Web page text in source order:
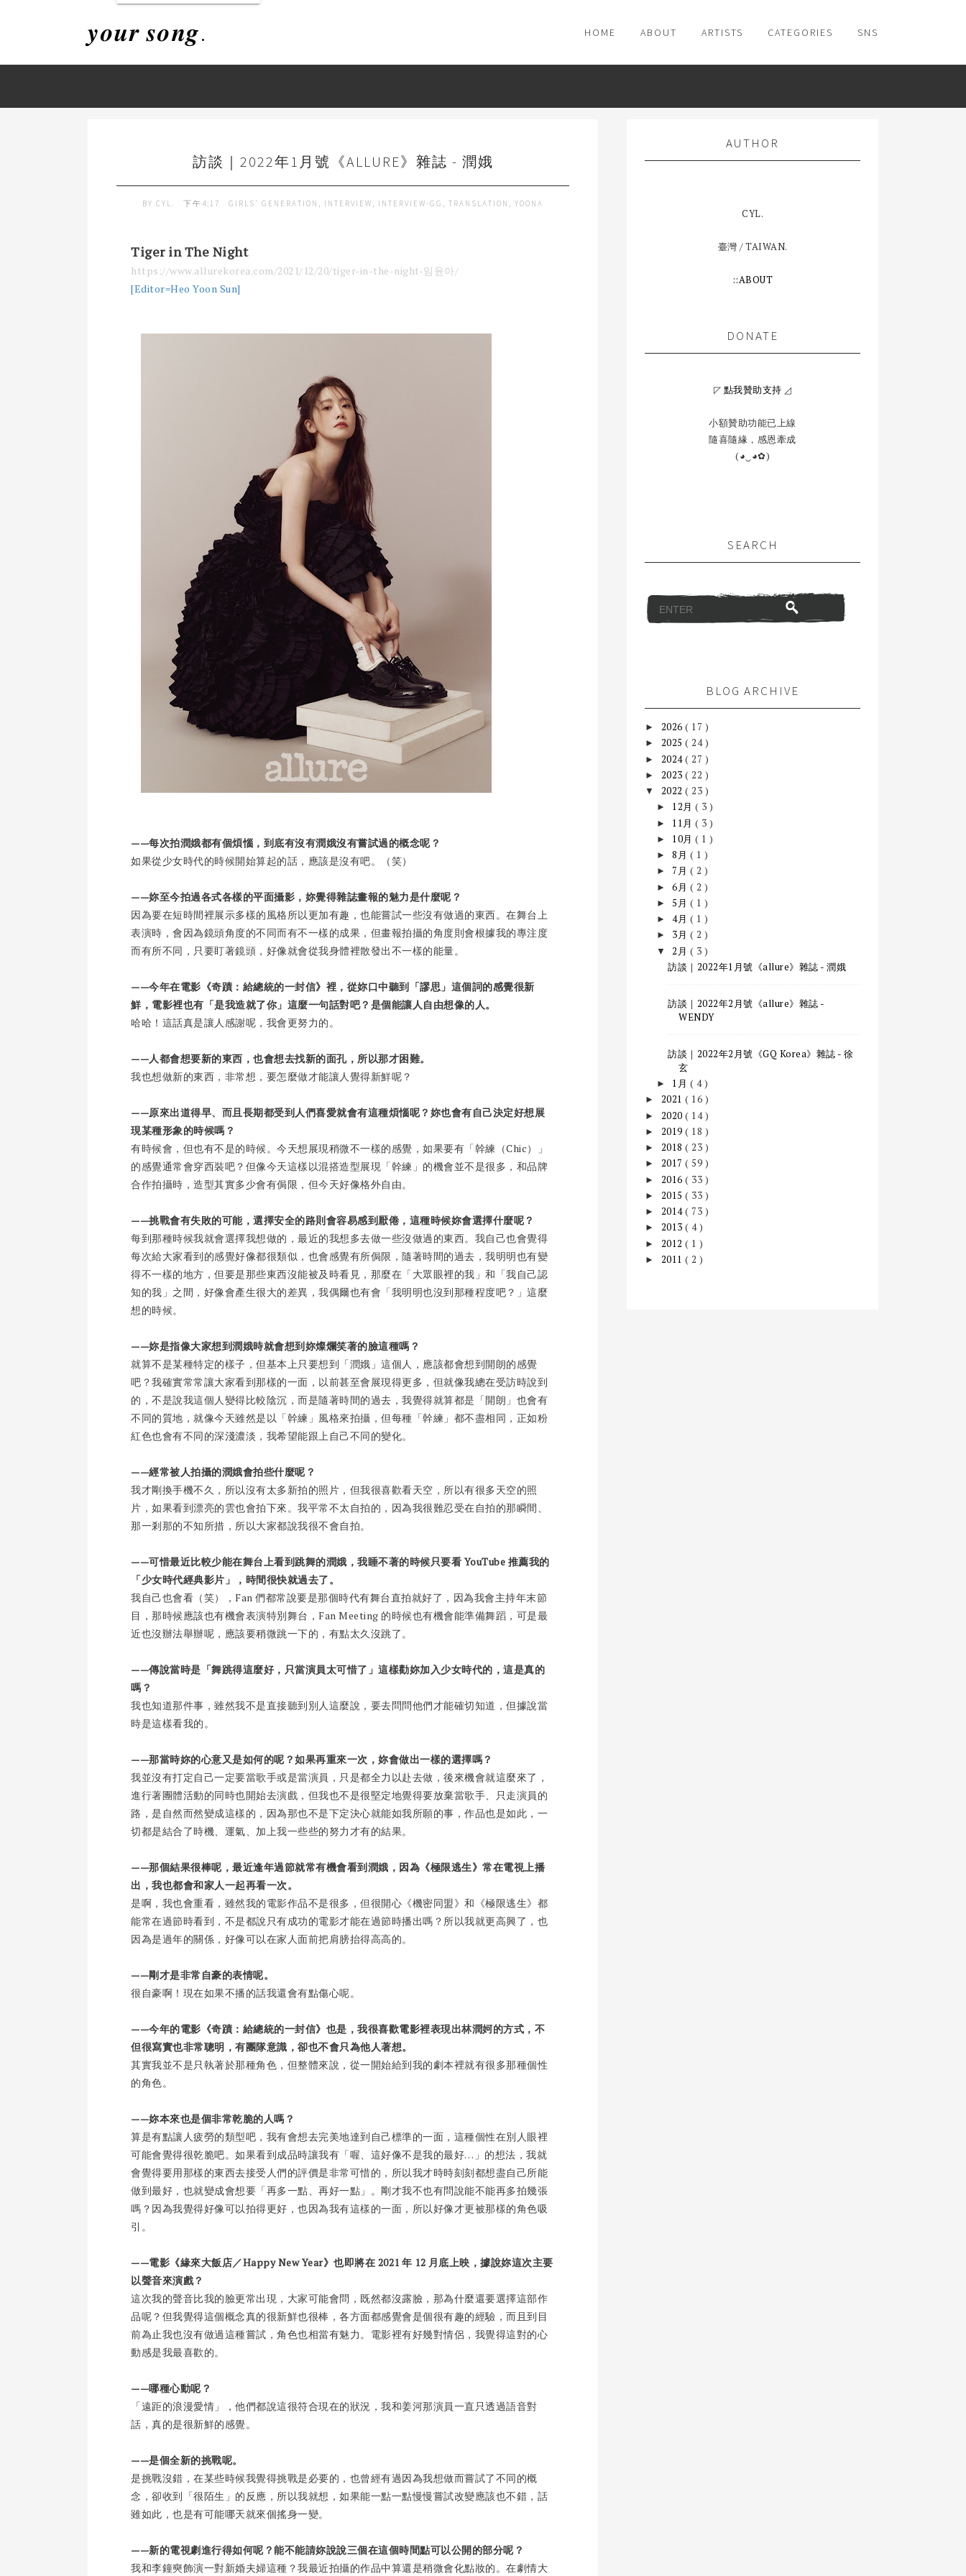
𝒚𝒐𝒖𝒓 𝒔𝒐𝒏𝒈. HOME ABOUT ARTISTS CATEGORIES SNS
訪談｜2022年1月號《ALLURE》雜誌 - 潤娥
BY CYL. 下午4:17 GIRLS' GENERATION , INTERVIEW , INTERVIEW-GG , TRANSLATION , YOONA
Tiger in The Night
https://www.allurekorea.com/2021/12/20/tiger-in-the-night-임윤아/
[Editor=Heo Yoon Sun]
——每次拍潤娥都有個煩惱，到底有沒有潤娥沒有嘗試過的概念呢？
如果從少女時代的時候開始算起的話，應該是沒有吧。（笑）
——妳至今拍過各式各樣的平面攝影，妳覺得雜誌畫報的魅力是什麼呢？
因為要在短時間裡展示多樣的風格所以更加有趣，也能嘗試一些沒有做過的東西。在舞台上
表演時，會因為鏡頭角度的不同而有不一樣的成果，但畫報拍攝的角度則會根據我的專注度
而有所不同，只要盯著鏡頭，好像就會從我身體裡散發出不一樣的能量。
——今年在電影《奇蹟：給總統的一封信》裡，從妳口中聽到「謬思」這個詞的感覺很新
鮮，電影裡也有「是我造就了你」這麼一句話對吧？是個能讓人自由想像的人。
哈哈！這話真是讓人感謝呢，我會更努力的。
——人都會想要新的東西，也會想去找新的面孔，所以那才困難。
我也想做新的東西，非常想，要怎麼做才能讓人覺得新鮮呢？
——原來出道得早、而且長期都受到人們喜愛就會有這種煩惱呢？妳也會有自己決定好想展
現某種形象的時候嗎？
有時候會，但也有不是的時候。今天想展現稍微不一樣的感覺，如果要有「幹練（Chic）」
的感覺通常會穿西裝吧？但像今天這樣以混搭造型展現「幹練」的機會並不是很多，和品牌
合作拍攝時，造型其實多少會有侷限，但今天好像格外自由。
——挑戰會有失敗的可能，選擇安全的路則會容易感到厭倦，這種時候妳會選擇什麼呢？
每到那種時候我就會選擇我想做的，最近的我想多去做一些沒做過的東西。我自己也會覺得
每次給大家看到的感覺好像都很類似，也會感覺有所侷限，隨著時間的過去，我明明也有變
得不一樣的地方，但要是那些東西沒能被及時看見，那麼在「大眾眼裡的我」和「我自己認
知的我」之間，好像會產生很大的差異，我偶爾也有會「我明明也沒到那種程度吧？」這麼
想的時候。
——妳是指像大家想到潤娥時就會想到妳燦爛笑著的臉這種嗎？
就算不是某種特定的樣子，但基本上只要想到「潤娥」這個人，應該都會想到開朗的感覺
吧？我確實常常讓大家看到那樣的一面，以前甚至會展現得更多，但就像我總在受訪時說到
的，不是說我這個人變得比較陰沉，而是隨著時間的過去，我覺得就算都是「開朗」也會有
不同的質地，就像今天雖然是以「幹練」風格來拍攝，但每種「幹練」都不盡相同，正如粉
紅色也會有不同的深淺濃淡，我希望能跟上自己不同的變化。
——經常被人拍攝的潤娥會拍些什麼呢？
我才剛換手機不久，所以沒有太多新拍的照片，但我很喜歡看天空，所以有很多天空的照
片，如果看到漂亮的雲也會拍下來。我平常不太自拍的，因為我很難忍受在自拍的那瞬間、
那一剎那的不知所措，所以大家都說我很不會自拍。
——可惜最近比較少能在舞台上看到跳舞的潤娥，我睡不著的時候只要看 YouTube 推薦我的
「少女時代經典影片」，時間很快就過去了。
我自己也會看（笑），Fan 們都常說要是那個時代有舞台直拍就好了，因為我會主持年末節
目，那時候應該也有機會表演特別舞台，Fan Meeting 的時候也有機會能準備舞蹈，可是最
近也沒辦法舉辦呢，應該要稍微跳一下的，有點太久沒跳了。
——傳說當時是「舞跳得這麼好，只當演員太可惜了」這樣勸妳加入少女時代的，這是真的
嗎？
我也知道那件事，雖然我不是直接聽到別人這麼說，要去問問他們才能確切知道，但據說當
時是這樣看我的。
——那當時妳的心意又是如何的呢？如果再重來一次，妳會做出一樣的選擇嗎？
我並沒有打定自己一定要當歌手或是當演員，只是都全力以赴去做，後來機會就這麼來了，
進行著團體活動的同時也開始去演戲，但我也不是很堅定地覺得要放棄當歌手、只走演員的
路，是自然而然變成這樣的，因為那也不是下定決心就能如我所願的事，作品也是如此，一
切都是結合了時機、運氣、加上我一些些的努力才有的結果。
——那個結果很棒呢，最近逢年過節就常有機會看到潤娥，因為《極限逃生》常在電視上播
出，我也都會和家人一起再看一次。
是啊，我也會重看，雖然我的電影作品不是很多，但很開心《機密同盟》和《極限逃生》都
能常在過節時看到，不是都說只有成功的電影才能在過節時播出嗎？所以我就更高興了，也
因為是過年的關係，好像可以在家人面前把肩膀抬得高高的。
——剛才是非常自豪的表情呢。
很自豪啊！現在如果不播的話我還會有點傷心呢。
——今年的電影《奇蹟：給總統的一封信》也是，我很喜歡電影裡表現出林潤妸的方式，不
但很寫實也非常聰明，有團隊意識，卻也不會只為他人著想。
其實我並不是只執著於那種角色，但整體來說，從一開始給到我的劇本裡就有很多那種個性
的角色。
——妳本來也是個非常乾脆的人嗎？
算是有點讓人疲勞的類型吧，我有會想去完美地達到自己標準的一面，這種個性在別人眼裡
可能會覺得很乾脆吧。如果看到成品時讓我有「喔、這好像不是我的最好…」的想法，我就
會覺得要用那樣的東西去接受人們的評價是非常可惜的，所以我才時時刻刻都想盡自己所能
做到最好，也就變成會想要「再多一點、再好一點」。剛才我不也有問說能不能再多拍幾張
嗎？因為我覺得好像可以拍得更好，也因為我有這樣的一面，所以好像才更被那樣的角色吸
引。
——電影《緣來大飯店／Happy New Year》也即將在 2021 年 12 月底上映，據說妳這次主要
以聲音來演戲？
這次我的聲音比我的臉更常出現，大家可能會問，既然都沒露臉，那為什麼還要選擇這部作
品呢？但我覺得這個概念真的很新鮮也很棒，各方面都感覺會是個很有趣的經驗，而且到目
前為止我也沒有做過這種嘗試，角色也相當有魅力。電影裡有好幾對情侶，我覺得這對的心
動感是我最喜歡的。
——哪種心動呢？
「遠距的浪漫愛情」，他們都說這很符合現在的狀況，我和姜河那演員一直只透過語音對
話，真的是很新鮮的感覺。
——是個全新的挑戰呢。
是挑戰沒錯，在某些時候我覺得挑戰是必要的，也曾經有過因為我想做而嘗試了不同的概
念，卻收到「很陌生」的反應，所以我就想，如果能一點一點慢慢嘗試改變應該也不錯，話
雖如此，也是有可能哪天就來個搖身一變。
——新的電視劇進行得如何呢？能不能請妳說說三個在這個時間點可以公開的部分呢？
我和李鐘奭飾演一對新婚夫婦這種？我最近拍攝的作品中算還是稍微會化點妝的。在劇情大
AUTHOR
CYL.
臺灣 / TAIWAN.
::ABOUT
DONATE
◸ 點我贊助支持 ◿
小額贊助功能已上線
隨喜隨緣，感恩牽成
(◕‿◕✿)
SEARCH
BLOG ARCHIVE
► 2026 ( 17 )
► 2025 ( 24 )
► 2024( 27 )
► 2023 ( 22 )
▼ 2022 ( 23 )
► 12月( 3 )
► 11月( 3 )
► 10月( 1 )
►8月 ( 1 )
► 7月 ( 2 )
►6月 ( 2 )
► 5月 ( 1 )
►4月 ( 1 )
► 3月 ( 2 )
▼ 2月 ( 3 )
訪談｜2022年1月號《allure》雜誌 - 潤娥
訪談｜2022年2月號《allure》雜誌 -
WENDY
訪談｜2022年2月號《GQ Korea》雜誌 - 徐
玄
► 1月 ( 4 )
► 2021 ( 16 )
► 2020 ( 14 )
► 2019 ( 18 )
► 2018 ( 23 )
► 2017 ( 59 )
► 2016 ( 33 )
► 2015 ( 33 )
► 2014( 73 )
► 2013 ( 4 )
► 2012 ( 1 )
► 2011 ( 2 )